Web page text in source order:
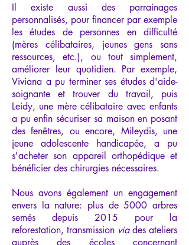
Il existe aussi des parrainages
personnalisés, pour financer par exemple
les études de personnes en difficulté
(mères célibataires, jeunes gens sans
ressources, etc.), ou tout simplement,
améliorer leur quotidien. Par exemple,
Viviana a pu terminer ses études d'aide-
soignante et trouver du travail, puis
Leidy, une mère célibataire avec enfants
a pu enfin sécuriser sa maison en posant
des fenêtres, ou encore, Mileydis, une
jeune adolescente handicapée, a pu
s'acheter son appareil orthopédique et
bénéficier des chirurgies nécessaires.
Nous avons également un engagement
envers la nature: plus de 5000 arbres
semés depuis 2015 pour la
reforestation, transmission viades ateliers
auprès des écoles concernant